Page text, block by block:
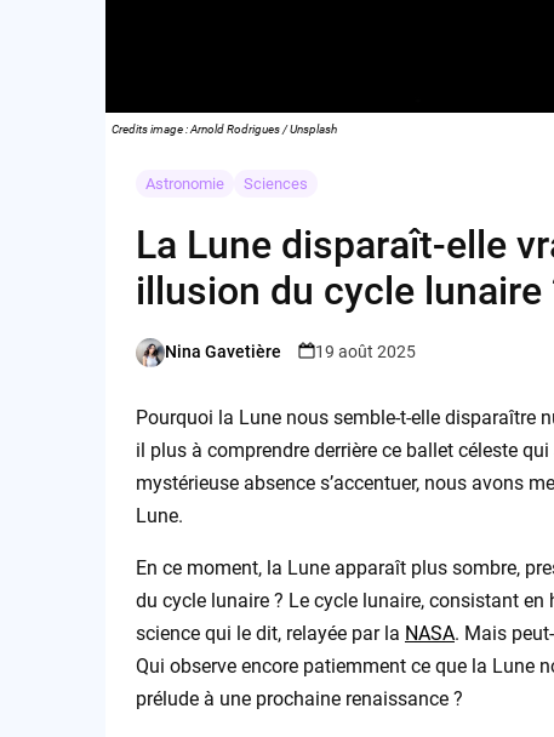
Credits image : Arnold Rodrigues / Unsplash
Astronomie Sciences
La Lune disparaît-elle
illusion du cycle lunaire
Posted
Nina Gavetière 19 août 2025
Pourquoi la Lune nous semble-t-elle disparaître
il plus à comprendre derrière ce ballet céleste
mystérieuse absence s’accentuer, nous avons
Lune.
En ce moment, la Lune apparaît plus sombre,
du cycle lunaire ? Le cycle lunaire, consistant
science qui le dit, relayée par la NASA. Mais
Qui observe encore patiemment ce que la Lune
prélude à une prochaine renaissance ?